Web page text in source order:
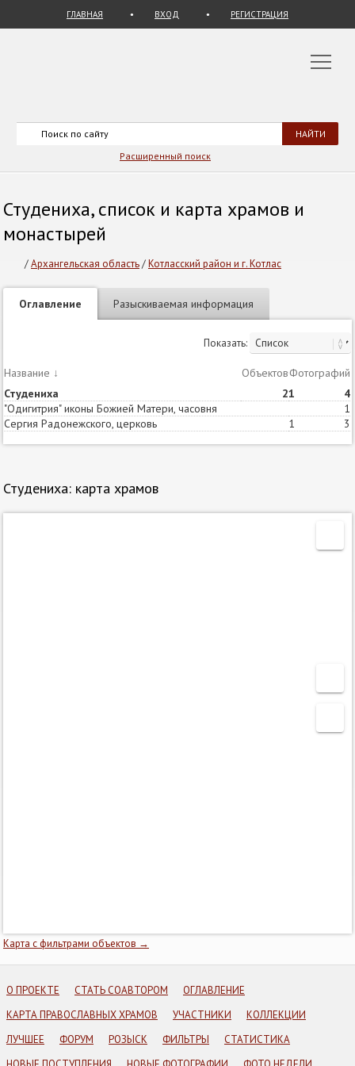
ГЛАВНАЯ ВХОД РЕГИСТРАЦИЯ
Расширенный поиск
Студениха, список и карта храмов и
монастырей
/Архангельская область/Котласский район и г. Котлас
Оглавление Разыскиваемая информация
Показать:
Название ↓ ОбъектовСтатей
Фотографий
Студениха
21 4
"Одигитрия" иконы Божией Матери, часовня 1
Сергия Радонежского, церковь 1 3
Студениха: карта храмов
Карта с фильтрами объектов →
О ПРОЕКТЕ СТАТЬ СОАВТОРОМ
ОГЛАВЛЕНИЕ
КАРТА ПРАВОСЛАВНЫХ ХРАМОВ
УЧАСТНИКИ
КОЛЛЕКЦИИ
ЛУЧШЕЕ
ФОРУМ РОЗЫСК ФИЛЬТРЫ
СТАТИСТИКА